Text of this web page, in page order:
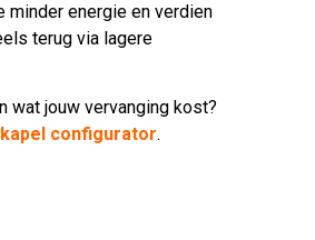
minder energie en verdien
terug via lagere
wat jouw vervanging kost?
configurator.